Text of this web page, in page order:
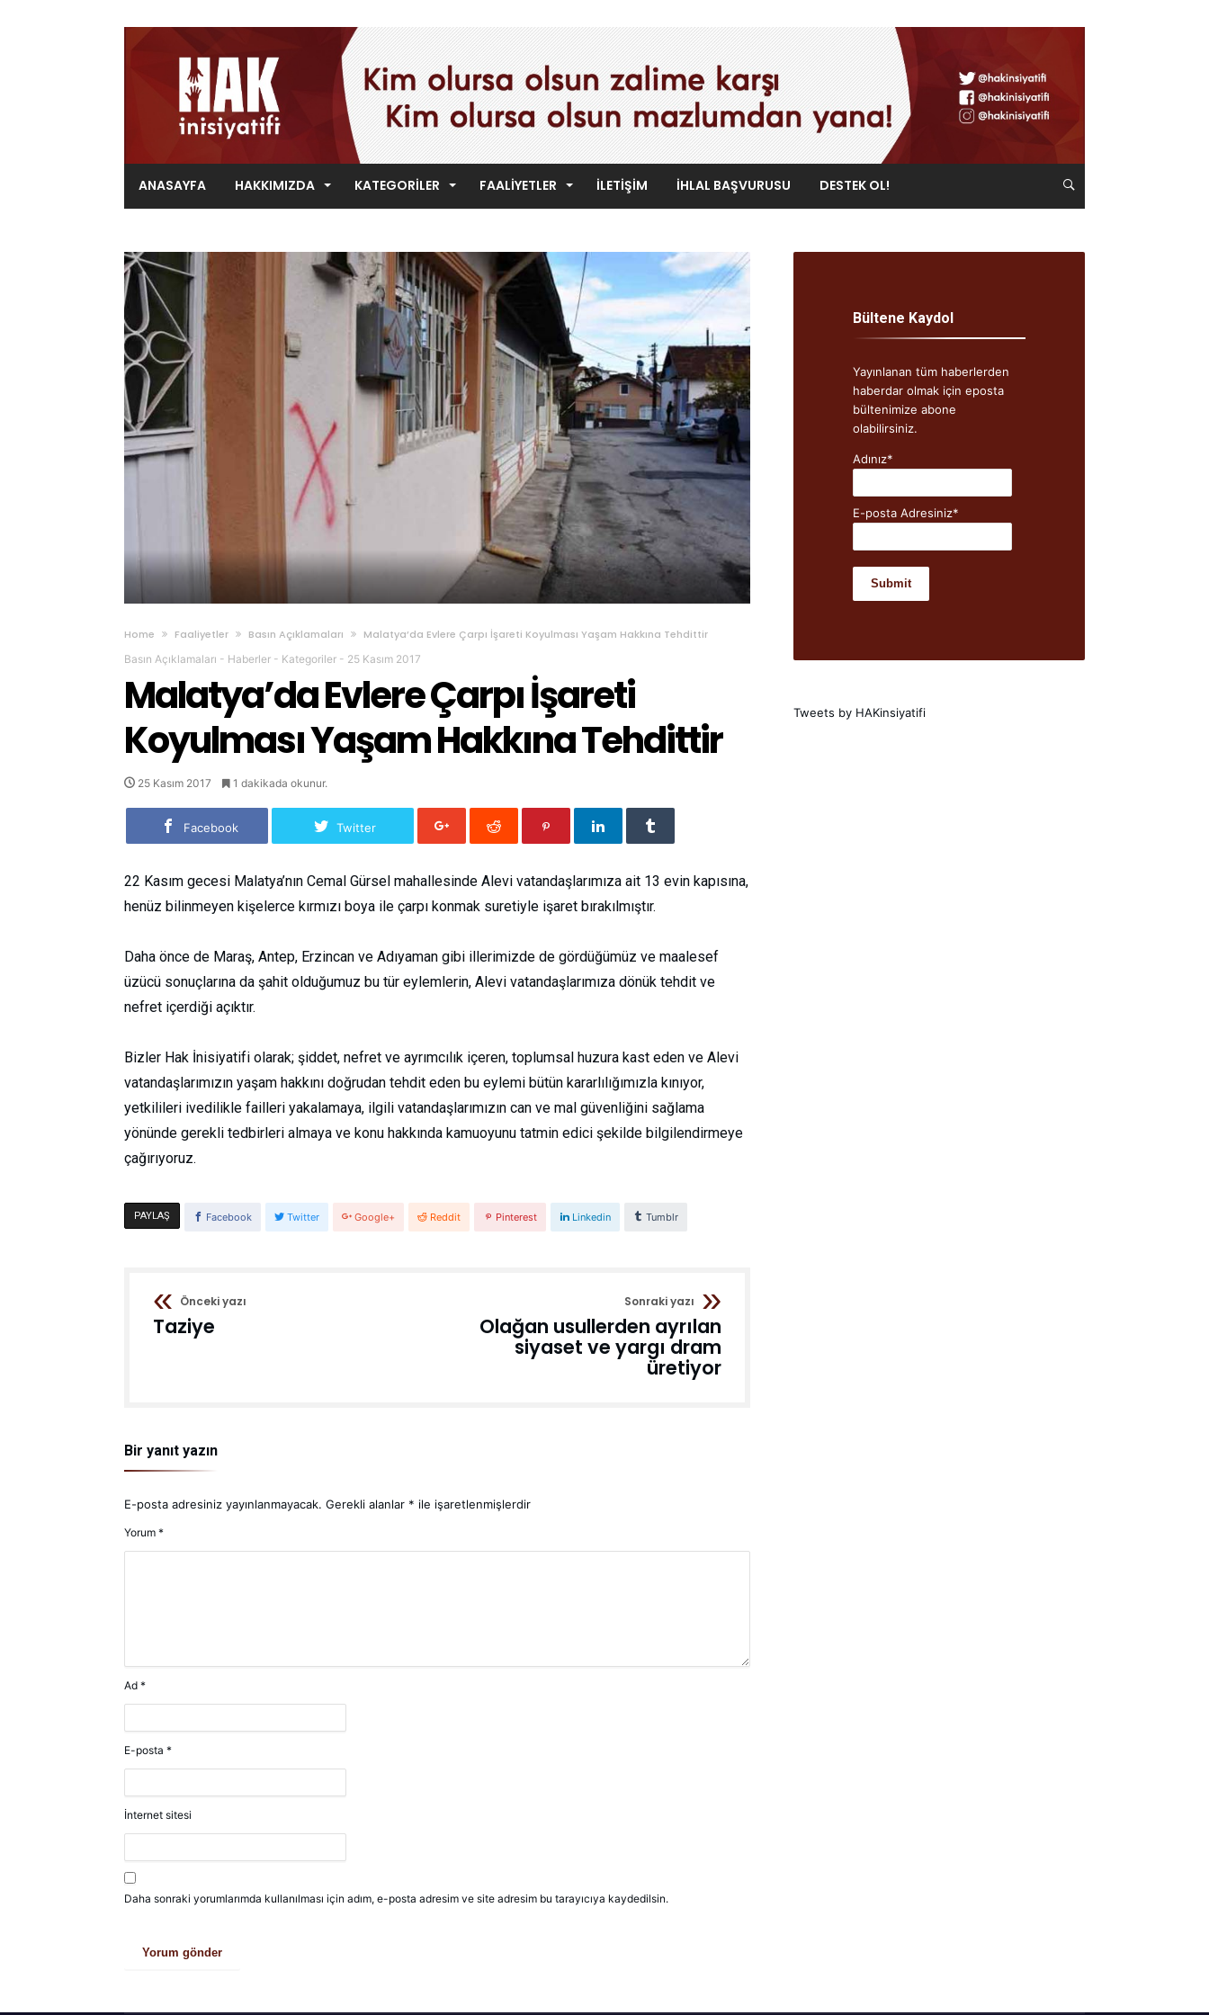
ANASAYFA HAKKIMIZDA KATEGORILER FAALIYETLER İLETIŞIM İHLAL BAŞVURUSU DESTEK OL!
Home Faaliyetler Basın Açıklamaları Malatya’da Evlere Çarpı İşareti Koyulması Yaşam Hakkına Tehdittir
Basın Açıklamaları - Haberler - Kategoriler - 25 Kasım 2017
Malatya’da Evlere Çarpı İşareti
Koyulması Yaşam Hakkına Tehdittir
25 Kasım 2017 1 dakikada okunur.
Facebook Twitter
22 Kasım gecesi Malatya’nın Cemal Gürsel mahallesinde Alevi vatandaşlarımıza ait 13 evin kapısına,
henüz bilinmeyen kişelerce kırmızı boya ile çarpı konmak suretiyle işaret bırakılmıştır.
Daha önce de Maraş, Antep, Erzincan ve Adıyaman gibi illerimizde de gördüğümüz ve maalesef
üzücü sonuçlarına da şahit olduğumuz bu tür eylemlerin, Alevi vatandaşlarımıza dönük tehdit ve
nefret içerdiği açıktır.
Bizler Hak İnisiyatifi olarak; şiddet, nefret ve ayrımcılık içeren, toplumsal huzura kast eden ve Alevi
vatandaşlarımızın yaşam hakkını doğrudan tehdit eden bu eylemi bütün kararlılığımızla kınıyor,
yetkilileri ivedilikle failleri yakalamaya, ilgili vatandaşlarımızın can ve mal güvenliğini sağlama
yönünde gerekli tedbirleri almaya ve konu hakkında kamuoyunu tatmin edici şekilde bilgilendirmeye
çağırıyoruz.
PAYLAŞ Facebook Twitter Google+ Reddit Pinterest Linkedin Tumblr
Önceki yazı
Taziye
Sonraki yazı
Olağan usullerden ayrılan
siyaset ve yargı dram
üretiyor
Bir yanıt yazın
E-posta adresiniz yayınlanmayacak. Gerekli alanlar * ile işaretlenmişlerdir
Yorum *
Ad *
E-posta *
İnternet sitesi
Daha sonraki yorumlarımda kullanılması için adım, e-posta adresim ve site adresim bu tarayıcıya kaydedilsin.
Bültene Kaydol
Yayınlanan tüm haberlerden
haberdar olmak için eposta
bültenimize abone
olabilirsiniz.
Adınız*
E-posta Adresiniz*
Tweets by HAKinsiyatifi